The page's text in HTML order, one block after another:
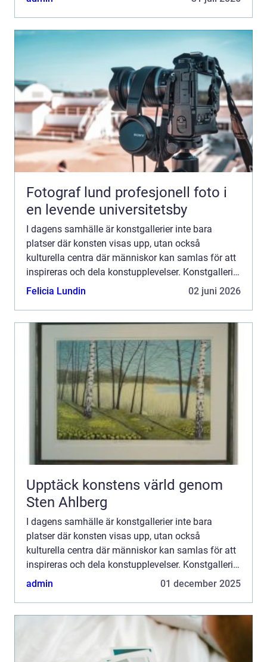
Fotograf lund profesjonell foto i
en levende universitetsby
I dagens samhälle är konstgallerier inte bara
platser där konsten visas upp, utan också
kulturella centra där människor kan samlas för att
inspireras och dela konstupplevelser. Konstgalleri
är en plats dä...
Felicia Lundin 02 juni 2026
Upptäck konstens värld genom
Sten Ahlberg
I dagens samhälle är konstgallerier inte bara
platser där konsten visas upp, utan också
kulturella centra där människor kan samlas för att
inspireras och dela konstupplevelser. Konstgalleri
är en plats dä...
admin 01 december 2025